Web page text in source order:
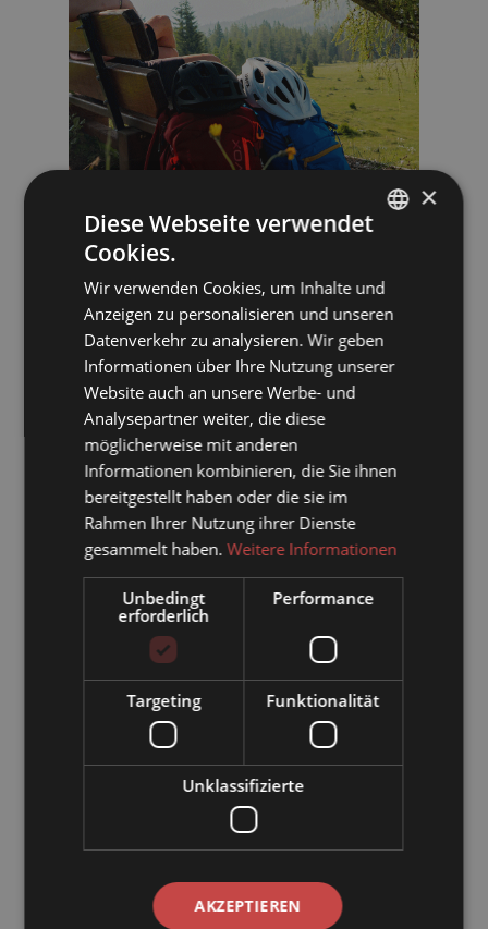
645,00
per persona
DETTAGLI
22.05. - 11.10.2026
Corso
introduttivo al
golf
4 pernottamenti incl.
Mezza pensione gourmet
da €
ENGLISH
×
Diese Webseite verwendet
Cookies.
Wir verwenden Cookies, um Inhalte und
Anzeigen zu personalisieren und unseren
Datenverkehr zu analysieren. Wir geben
Informationen über Ihre Nutzung unserer
Website auch an unsere Werbe- und
Analysepartner weiter, die diese
möglicherweise mit anderen
Informationen kombinieren, die Sie ihnen
bereitgestellt haben oder die sie im
Rahmen Ihrer Nutzung ihrer Dienste
gesammelt haben. Weitere Informationen
Unbedingt
erforderlich
Performance
Targeting Funktionalität
Unklassifizierte
AKZEPTIEREN